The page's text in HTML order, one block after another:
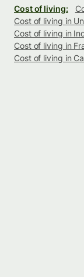
Cost of living:
Cost of living in
Cost of living in
Cost of living in
Cost of living in